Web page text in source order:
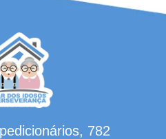
782